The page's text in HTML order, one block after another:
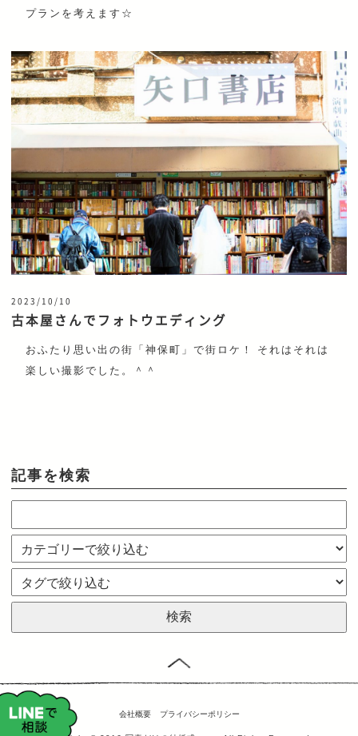
プランを考えます☆
2023/10/10
古本屋さんでフォトウエディング
おふたり思い出の街「神保町」で街ロケ！ それはそれは
楽しい撮影でした。＾＾
記事を検索
会社概要 プライバシーポリシー